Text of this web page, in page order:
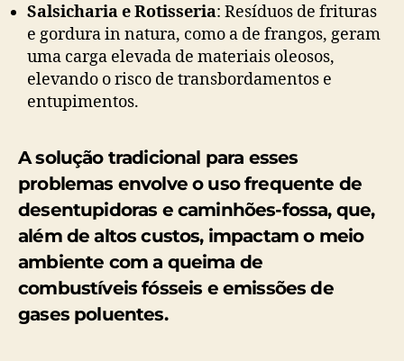
Salsicharia e Rotisseria: Resíduos de frituras
e gordura in natura, como a de frangos, geram
uma carga elevada de materiais oleosos,
elevando o risco de transbordamentos e
entupimentos.
A solução tradicional para esses
problemas envolve o uso frequente de
desentupidoras e caminhões-fossa, que,
além de altos custos, impactam o meio
ambiente com a queima de
combustíveis fósseis e emissões de
gases poluentes.